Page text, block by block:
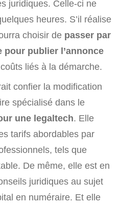
juridiques. Celle-ci ne
heures. S’il réalise
choisir de passer par
pour publier l’annonce
liés à la démarche.
confier la modification
spécialisé dans le
une legaltech. Elle
tarifs abordables par
tels que
De même, elle est en
juridiques au sujet
en numéraire. Et elle